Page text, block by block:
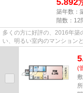
築年数：
階数：12
多くの方に好評の、2016年築
い、明るい室内のマンション
(